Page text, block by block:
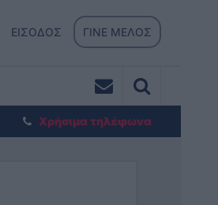
ΕΙΣΟΔΟΣ ΓΙΝΕ ΜΕΛΟΣ
Χρήσιμα τηλέφωνα